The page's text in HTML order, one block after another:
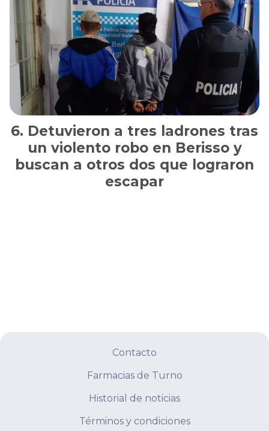
Detuvieron a tres ladrones tras
un violento robo en Berisso y
buscan a otros dos que lograron
escapar
Contacto
Farmacias de Turno
Historial de noticias
Términos y condiciones